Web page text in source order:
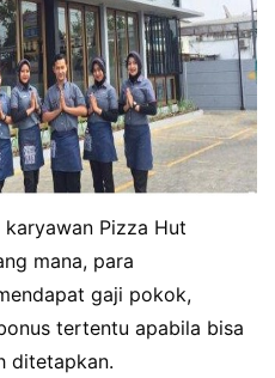
Pizza Hut
mana, para
gaji pokok,
tertentu apabila bisa
ditetapkan.